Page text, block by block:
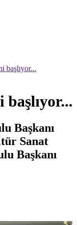
başlıyor...
Başkanı
Sanat
Başkanı